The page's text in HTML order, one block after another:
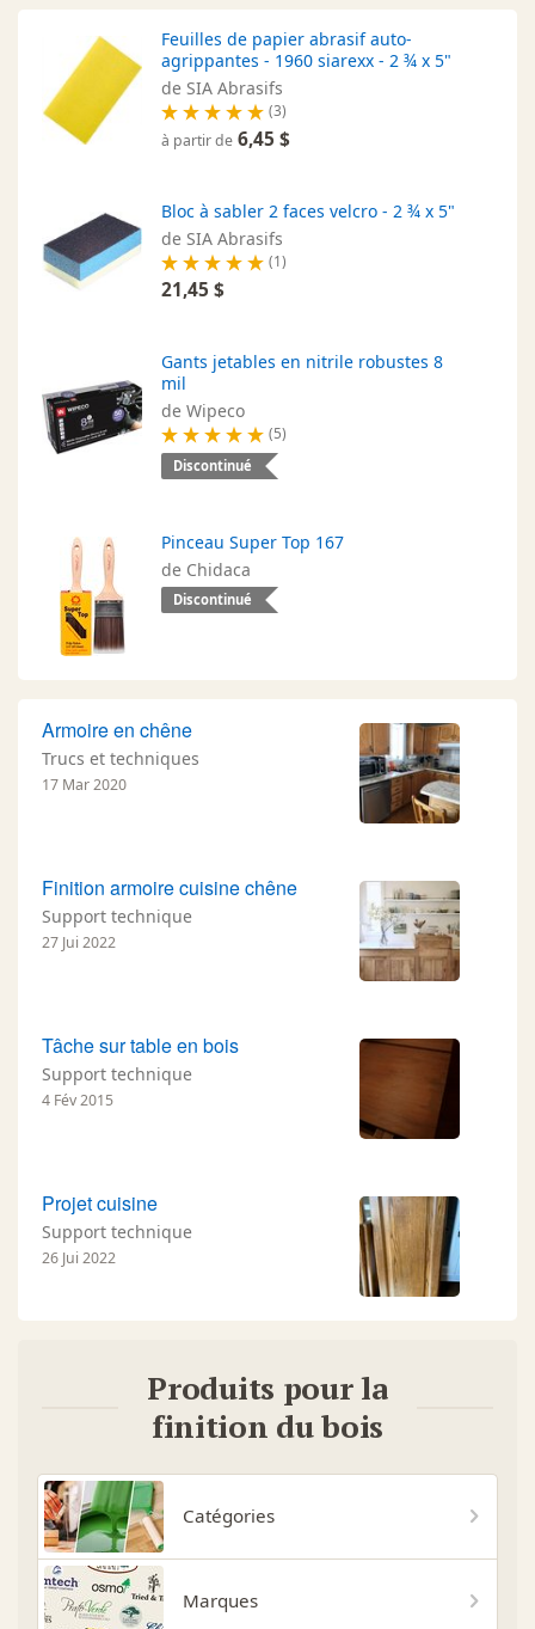
Feuilles de papier abrasif auto-
agrippantes - 1960 siarexx - 2 ¾ x 5"
de SIA Abrasifs
(3)
à partir de 6,45 $
Bloc à sabler 2 faces velcro - 2 ¾ x 5"
de SIA Abrasifs
(1)
21,45 $
Gants jetables en nitrile robustes 8
mil
de Wipeco
(5)
Discontinué
Pinceau Super Top 167
de Chidaca
Discontinué
Armoire en chêne
Trucs et techniques
17 Mar 2020
Finition armoire cuisine chêne
Support technique
27 Jui 2022
Tâche sur table en bois
Support technique
4 Fév 2015
Projet cuisine
Support technique
26 Jui 2022
Produits pour la
finition du bois
Catégories
Marques